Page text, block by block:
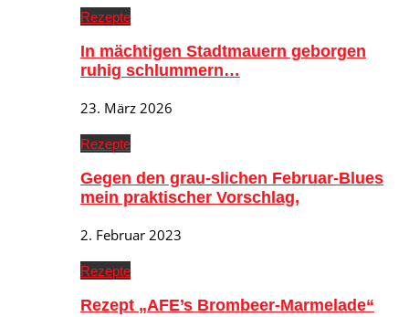
Rezepte
In mächtigen Stadtmauern geborgen
ruhig schlummern…
23. März 2026
Rezepte
Gegen den grau-slichen Februar-Blues
mein praktischer Vorschlag,
2. Februar 2023
Rezepte
Rezept „AFE’s Brombeer-Marmelade“